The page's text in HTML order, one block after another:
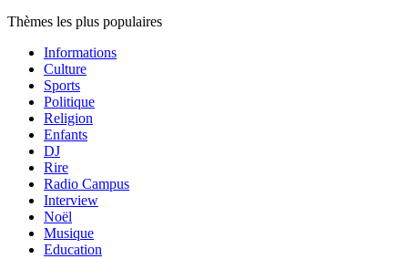
Thèmes les plus populaires
Informations
Culture
Sports
Politique
Religion
Enfants
DJ
Rire
Radio Campus
Interview
Noël
Musique
Education